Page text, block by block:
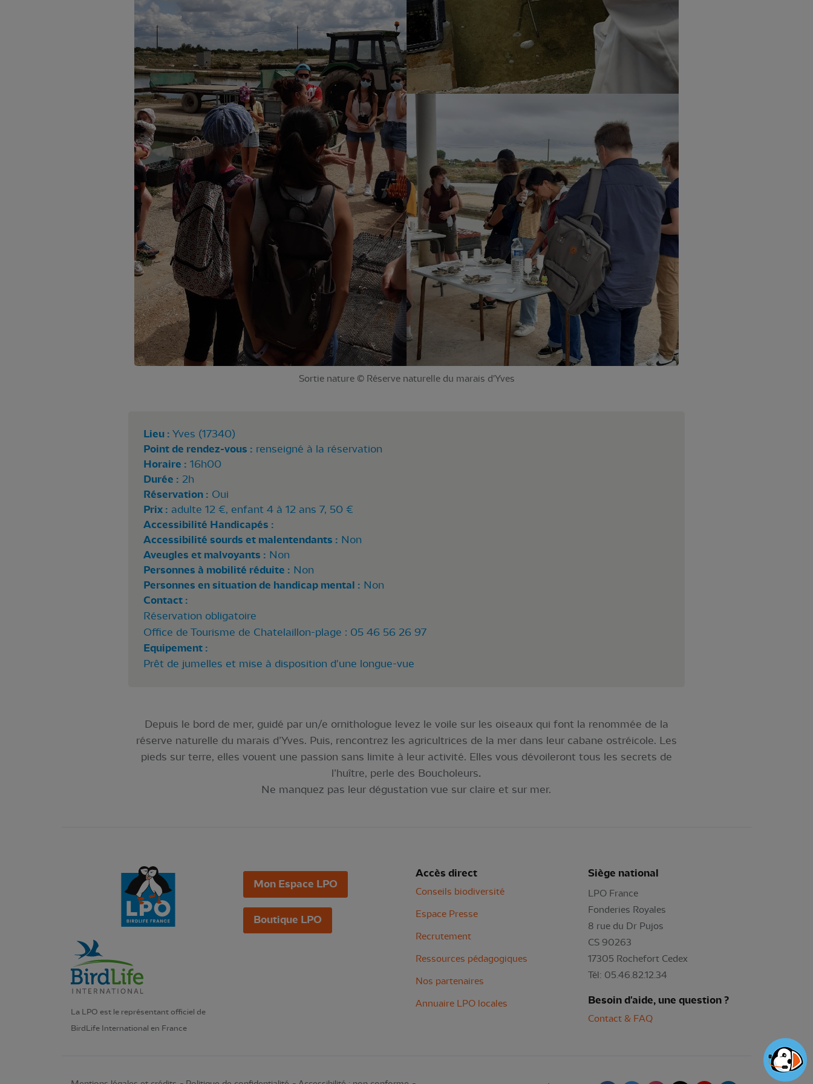
Sortie nature © Réserve naturelle du marais d'Yves
Lieu : Yves (17340)
Point de rendez-vous : renseigné à la réservation
Horaire : 16h00
Durée : 2h
Réservation : Oui
Prix : adulte 12 €, enfant 4 à 12 ans 7, 50 €
Accessibilité Handicapés :
Accessibilité sourds et malentendants : Non
Aveugles et malvoyants : Non
Personnes à mobilité réduite : Non
Personnes en situation de handicap mental : Non
Contact :
Réservation obligatoire
Office de Tourisme de Chatelaillon-plage : 05 46 56 26 97
Equipement :
Prêt de jumelles et mise à disposition d'une longue-vue
Depuis le bord de mer, guidé par un/e ornithologue levez le voile sur les oiseaux qui font la renommée de la
réserve naturelle du marais d’Yves. Puis, rencontrez les agricultrices de la mer dans leur cabane ostréicole. Les
pieds sur terre, elles vouent une passion sans limite à leur activité. Elles vous dévoileront tous les secrets de
l’huître, perle des Boucholeurs.
Ne manquez pas leur dégustation vue sur claire et sur mer.
La LPO est le représentant officiel de
BirdLife International en France
Mon Espace LPO
Boutique LPO
Accès direct
Conseils biodiversité
Espace Presse
Recrutement
Ressources pédagogiques
Nos partenaires
Annuaire LPO locales
Siège national
LPO France
Fonderies Royales
8 rue du Dr Pujos
CS 90263
17305 Rochefort Cedex
Tél: 05.46.82.12.34
Besoin d'aide, une question ?
Contact & FAQ